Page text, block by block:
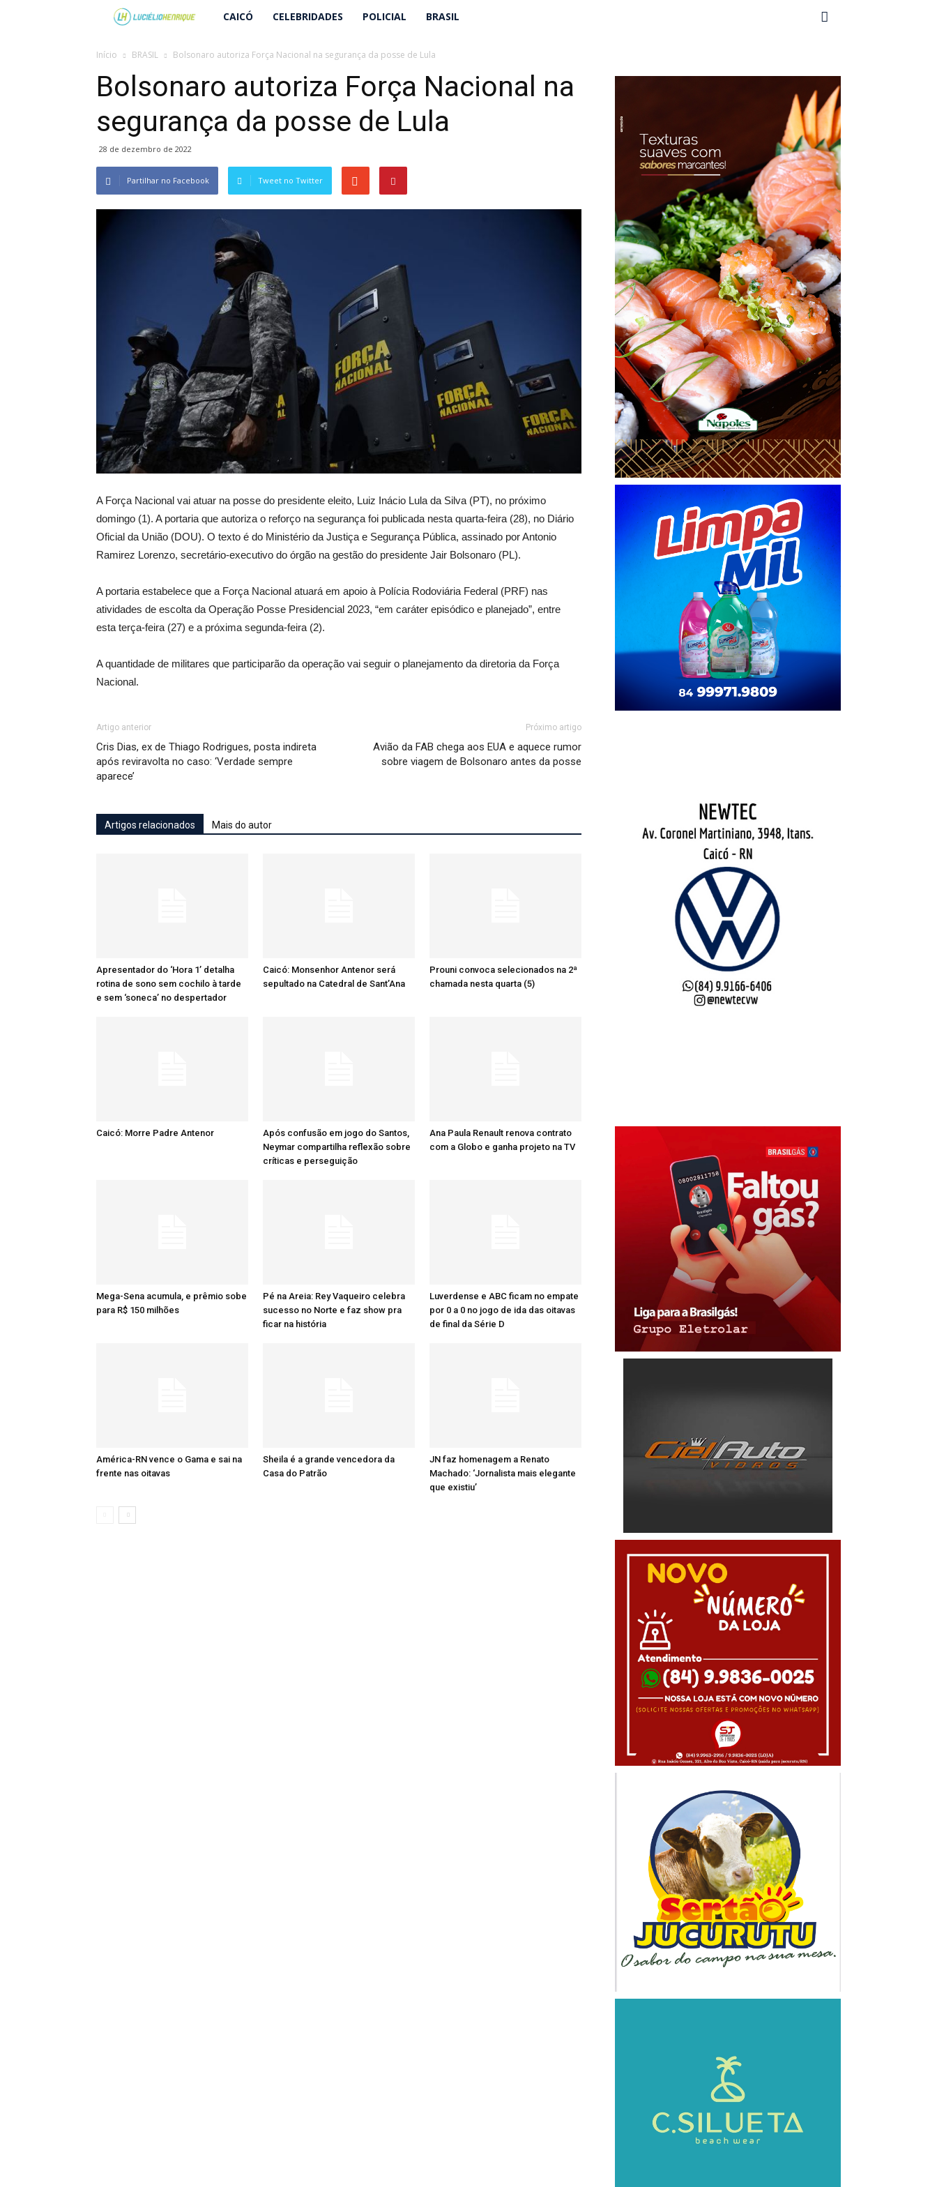
Lucielio
Henrique
CAICÓ CELEBRIDADES POLICIAL BRASIL
Início BRASIL Bolsonaro autoriza Força Nacional na segurança da posse de Lula
Bolsonaro autoriza Força Nacional na
segurança da posse de Lula
28 de dezembro de 2022
Partilhar no Facebook Tweet no Twitter
A Força Nacional vai atuar na posse do presidente eleito, Luiz Inácio Lula da Silva (PT), no próximo
domingo (1). A portaria que autoriza o reforço na segurança foi publicada nesta quarta-feira (28), no Diário
Oficial da União (DOU). O texto é do Ministério da Justiça e Segurança Pública, assinado por Antonio
Ramirez Lorenzo, secretário-executivo do órgão na gestão do presidente Jair Bolsonaro (PL).
A portaria estabelece que a Força Nacional atuará em apoio à Polícia Rodoviária Federal (PRF) nas
atividades de escolta da Operação Posse Presidencial 2023, “em caráter episódico e planejado”, entre
esta terça-feira (27) e a próxima segunda-feira (2).
A quantidade de militares que participarão da operação vai seguir o planejamento da diretoria da Força
Nacional.
Artigo anterior
Cris Dias, ex de Thiago Rodrigues, posta indireta
após reviravolta no caso: ‘Verdade sempre
aparece’
Próximo artigo
Avião da FAB chega aos EUA e aquece rumor
sobre viagem de Bolsonaro antes da posse
Artigos relacionados Mais do autor
Apresentador do ‘Hora 1’ detalha
rotina de sono sem cochilo à tarde
e sem ‘soneca’ no despertador
Caicó: Monsenhor Antenor será
sepultado na Catedral de Sant’Ana
Prouni convoca selecionados na 2ª
chamada nesta quarta (5)
Caicó: Morre Padre Antenor
Após confusão em jogo do Santos,
Neymar compartilha reflexão sobre
críticas e perseguição
Ana Paula Renault renova contrato
com a Globo e ganha projeto na TV
Mega-Sena acumula, e prêmio sobe
para R$ 150 milhões
Pé na Areia: Rey Vaqueiro celebra
sucesso no Norte e faz show pra
ficar na história
Luverdense e ABC ficam no empate
por 0 a 0 no jogo de ida das oitavas
de final da Série D
América-RN vence o Gama e sai na
frente nas oitavas
Sheila é a grande vencedora da
Casa do Patrão
JN faz homenagem a Renato
Machado: ‘Jornalista mais elegante
que existiu’